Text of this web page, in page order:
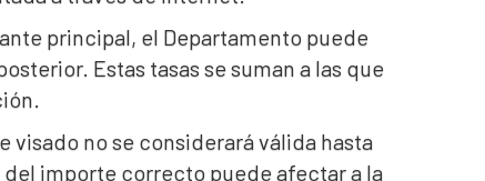
principal, el Departamento puede
Estas tasas se suman a las que
visado no se considerará válida hasta
importe correcto puede afectar a la